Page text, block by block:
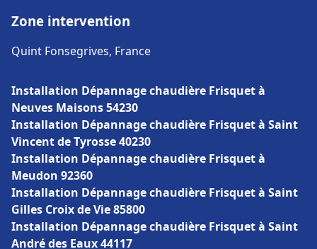
Zone intervention
Quint Fonsegrives, France
Installation Dépannage chaudière Frisquet à
Neuves Maisons 54230
Installation Dépannage chaudière Frisquet à Saint
Vincent de Tyrosse 40230
Installation Dépannage chaudière Frisquet à
Meudon 92360
Installation Dépannage chaudière Frisquet à Saint
Gilles Croix de Vie 85800
Installation Dépannage chaudière Frisquet à Saint
André des Eaux 44117